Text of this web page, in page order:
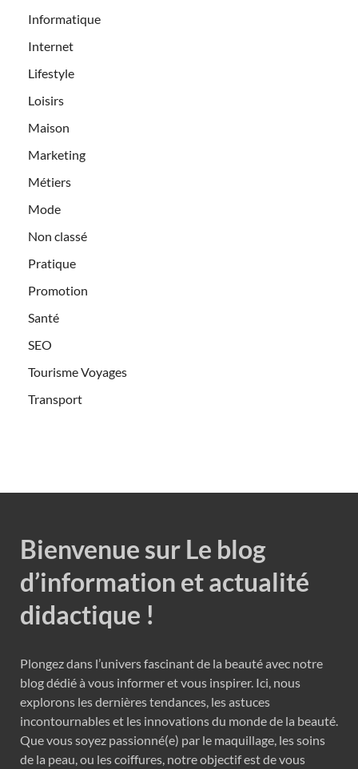
Informatique
Internet
Lifestyle
Loisirs
Maison
Marketing
Métiers
Mode
Non classé
Pratique
Promotion
Santé
SEO
Tourisme Voyages
Transport
Bienvenue sur Le blog
d’information et actualité
didactique !
Plongez dans l’univers fascinant de la beauté avec notre
blog dédié à vous informer et vous inspirer. Ici, nous
explorons les dernières tendances, les astuces
incontournables et les innovations du monde de la beauté.
Que vous soyez passionné(e) par le maquillage, les soins
de la peau, ou les coiffures, notre objectif est de vous